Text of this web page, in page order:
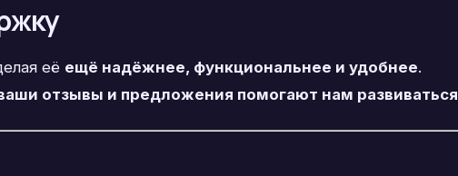
её ещё надёжнее, функциональнее и удобнее.
отзывы и предложения помогают нам развиваться